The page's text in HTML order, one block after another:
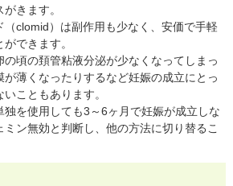
きます。
（clomid）は副作用も少なく、安価で手軽
できます。
の頃の頚管粘液分泌が少なくなってしまっ
が薄くなったりするなど妊娠の成立にとっ
こともあります。
独を使用しても3～6ヶ月で妊娠が成立しな
ミン無効と判断し、他の方法に切り替るこ